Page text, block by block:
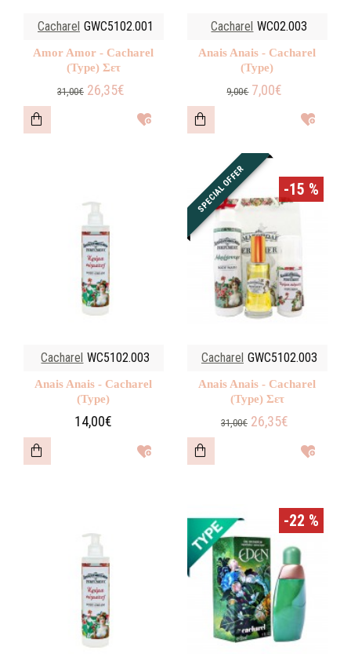
Cacharel GWC5102.001
Amor Amor - Cacharel
(Type) Σετ
31,00€ 26,35€
Cacharel WC02.003
Anais Anais - Cacharel
(Type)
9,00€ 7,00€
Cacharel WC5102.003
Anais Anais - Cacharel
(Type)
14,00€
SPECIAL OFFER -15 %
Cacharel GWC5102.003
Anais Anais - Cacharel
(Type) Σετ
31,00€ 26,35€
-22 %